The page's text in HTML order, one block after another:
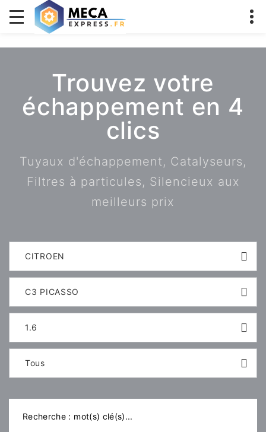
Trouvez votre
échappement en 4
clics
Tuyaux d'échappement, Catalyseurs,
Filtres à particules, Silencieux aux
meilleurs prix
CITROEN
C3 PICASSO
1.6
Tous